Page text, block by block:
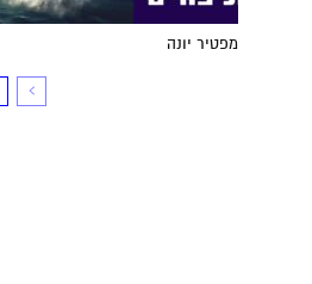
מפטיר יונה